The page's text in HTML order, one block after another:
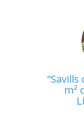
Savills
m²